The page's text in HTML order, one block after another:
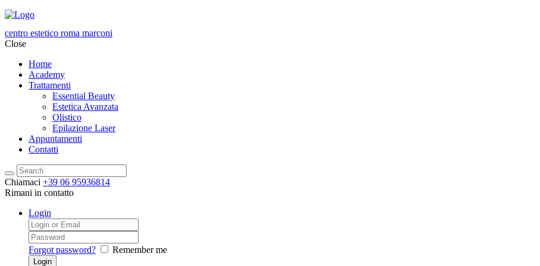
centro estetico roma marconi
Close
Home
Academy
Trattamenti
Essential Beauty
Estetica Avanzata
Olistico
Epilazione Laser
Appuntamenti
Contatti
Chiamaci +39 06 95936814
Rimani in contatto
Login
Forgot password? Remember me